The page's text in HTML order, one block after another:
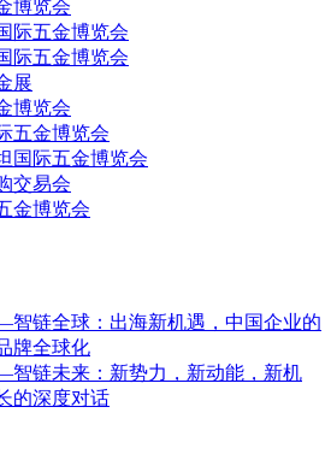
博览会
际五金博览会
际五金博览会
展
博览会
五金博览会
国际五金博览会
交易会
金博览会
链全球：出海新机遇，中国企业的
牌全球化
链未来：新势力，新动能，新机
的深度对话